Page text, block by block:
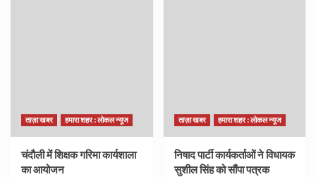
ताज़ा खबर हमारा शहर : लोकल न्यूज
चंदौली में शिक्षक गरिमा कार्यशाला
का आयोजन
ताज़ा खबर हमारा शहर : लोकल न्यूज
निषाद पार्टी कार्यकर्ताओं ने विधायक
सुशील सिंह को सौंपा पत्रक